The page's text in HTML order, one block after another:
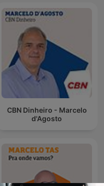
CBN Dinheiro - Marcelo
d'Agosto